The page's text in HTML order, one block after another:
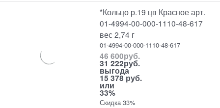
*Кольцо р.19 цв Красное арт.
01-4994-00-000-1110-48-617
вес 2,74 г
01-4994-00-000-1110-48-617
46 600руб.
31 222руб.
выгода
15 378 руб.
или
33%
Скидка 33%